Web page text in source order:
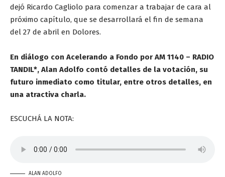
dejó Ricardo Cagliolo para comenzar a trabajar de cara al
próximo capítulo, que se desarrollará el fin de semana
del 27 de abril en Dolores.
En diálogo con Acelerando a Fondo por AM 1140 – RADIO
TANDIL*, Alan Adolfo contó detalles de la votación, su
futuro inmediato como titular, entre otros detalles, en
una atractiva charla.
ESCUCHÁ LA NOTA:
ALAN ADOLFO